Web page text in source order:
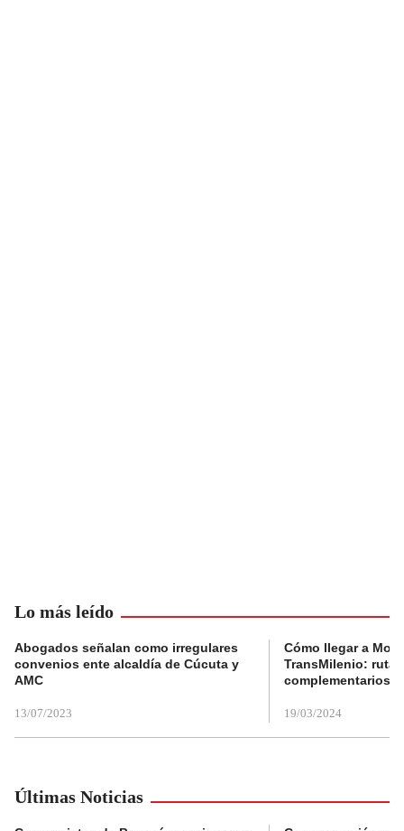
Lo más leído
Abogados señalan como irregulares
convenios ente alcaldía de Cúcuta y
AMC
13/07/2023
Cómo llegar a
TransMilenio:
complementarios
19/03/2024
Últimas Noticias